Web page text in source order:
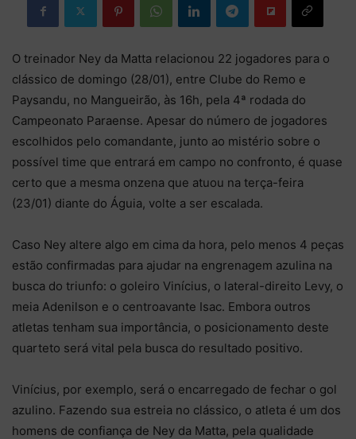
O treinador Ney da Matta relacionou 22 jogadores para o
clássico de domingo (28/01), entre Clube do Remo e
Paysandu, no Mangueirão, às 16h, pela 4ª rodada do
Campeonato Paraense. Apesar do número de jogadores
escolhidos pelo comandante, junto ao mistério sobre o
possível time que entrará em campo no confronto, é quase
certo que a mesma onzena que atuou na terça-feira
(23/01) diante do Águia, volte a ser escalada.
Caso Ney altere algo em cima da hora, pelo menos 4 peças
estão confirmadas para ajudar na engrenagem azulina na
busca do triunfo: o goleiro Vinícius, o lateral-direito Levy, o
meia Adenilson e o centroavante Isac. Embora outros
atletas tenham sua importância, o posicionamento deste
quarteto será vital pela busca do resultado positivo.
Vinícius, por exemplo, será o encarregado de fechar o gol
azulino. Fazendo sua estreia no clássico, o atleta é um dos
homens de confiança de Ney da Matta, pela qualidade